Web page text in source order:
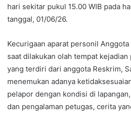
hari sekitar pukul 15.00 WIB pada
tanggal, 01/06/26.
Kecurigaan aparat personil
saat dilakukan olah tempat kejadian
yang terdiri dari anggota Reskrim,
menemukan adanya
pelapor dengan kondisi di
dan pengalaman petugas, cerita